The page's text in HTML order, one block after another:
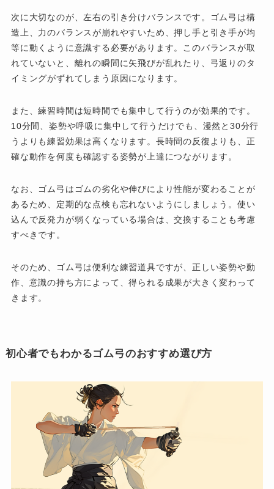
次に大切なのが、左右の引き分けバランスです。ゴム弓は構
造上、力のバランスが崩れやすいため、押し手と引き手が均
等に動くように意識する必要があります。このバランスが取
れていないと、離れの瞬間に矢飛びが乱れたり、弓返りのタ
イミングがずれてしまう原因になります。
また、練習時間は短時間でも集中して行うのが効果的です。
10分間、姿勢や呼吸に集中して行うだけでも、漫然と30分行
うよりも練習効果は高くなります。長時間の反復よりも、正
確な動作を何度も確認する姿勢が上達につながります。
なお、ゴム弓はゴムの劣化や伸びにより性能が変わることが
あるため、定期的な点検も忘れないようにしましょう。使い
込んで反発力が弱くなっている場合は、交換することも考慮
すべきです。
そのため、ゴム弓は便利な練習道具ですが、正しい姿勢や動
作、意識の持ち方によって、得られる成果が大きく変わって
きます。
初心者でもわかるゴム弓のおすすめ選び方